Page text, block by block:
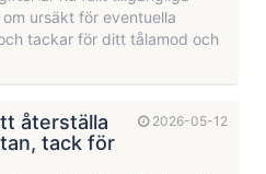
ursäkt för eventuella
tackar för ditt tålamod och
2026-05-12
återställa
tack för